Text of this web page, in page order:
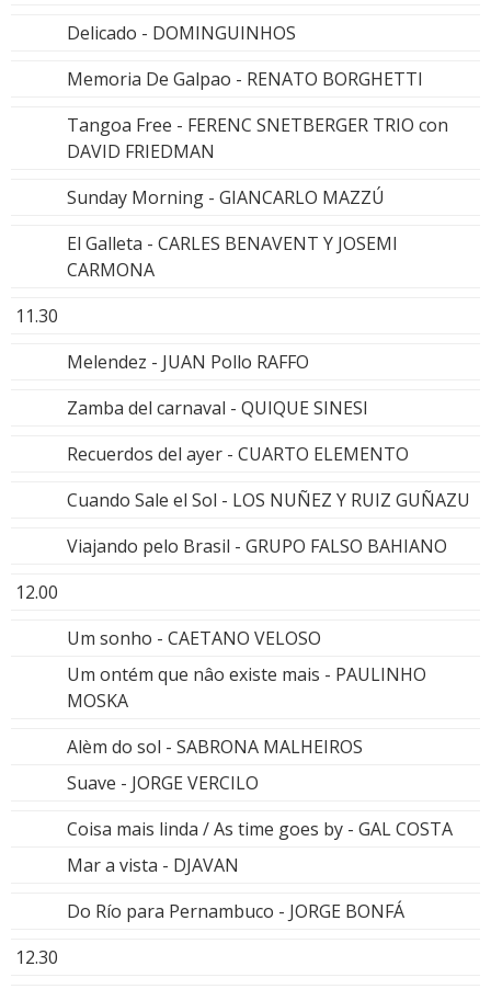
Delicado - DOMINGUINHOS
Memoria De Galpao - RENATO BORGHETTI
Tangoa Free - FERENC SNETBERGER TRIO con
DAVID FRIEDMAN
Sunday Morning - GIANCARLO MAZZÚ
El Galleta - CARLES BENAVENT Y JOSEMI
CARMONA
11.30
Melendez - JUAN Pollo RAFFO
Zamba del carnaval - QUIQUE SINESI
Recuerdos del ayer - CUARTO ELEMENTO
Cuando Sale el Sol - LOS NUÑEZ Y RUIZ GUÑAZU
Viajando pelo Brasil - GRUPO FALSO BAHIANO
12.00
Um sonho - CAETANO VELOSO
Um ontém que nâo existe mais - PAULINHO
MOSKA
Alèm do sol - SABRONA MALHEIROS
Suave - JORGE VERCILO
Coisa mais linda / As time goes by - GAL COSTA
Mar a vista - DJAVAN
Do Río para Pernambuco - JORGE BONFÁ
12.30